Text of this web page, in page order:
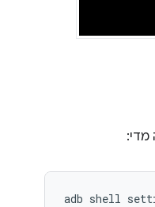
מדי:
adb shell